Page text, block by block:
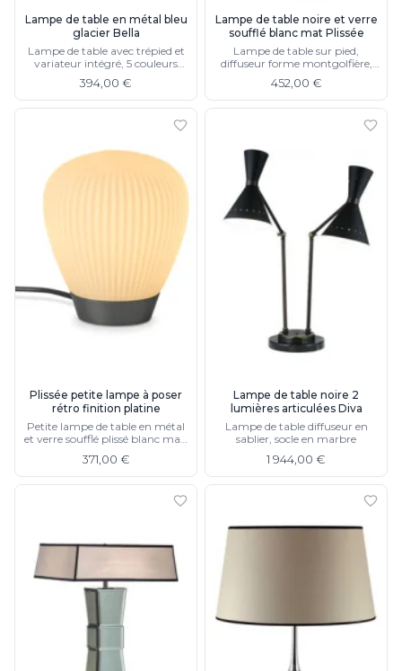
Lampe de table en métal bleu
glacier Bella
Lampe de table avec trépied et
variateur intégré, 5 couleurs
394,00 €
Lampe de table noire et verre
soufflé blanc mat Plissée
Lampe de table sur pied,
diffuseur forme montgolfière,
452,00 €
Plissée petite lampe à poser
rétro finition platine
Petite lampe de table en métal
et verre soufflé plissé blanc mat,
371,00 €
Lampe de table noire 2
lumières articulées Diva
Lampe de table diffuseur en
sablier, socle en marbre
1 944,00 €